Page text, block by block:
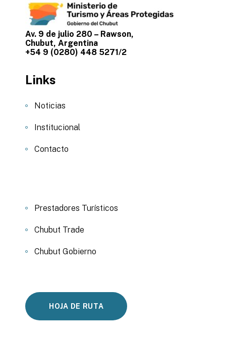
Av. 9 de julio 280 – Rawson,
Chubut, Argentina
+54 9 (0280) 448 5271/2
Links
Noticias
Institucional
Contacto
Prestadores Turísticos
Chubut Trade
Chubut Gobierno
HOJA DE RUTA